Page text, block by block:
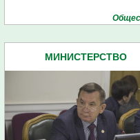
МИНИСТЕРСТВО
ПЕНЗЕНСКОЙ ОБЛАСТИ